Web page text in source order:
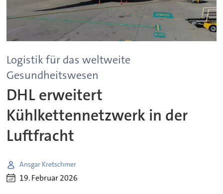
Logistik für das weltweite
Gesundheitswesen
DHL erweitert
Kühlkettennetzwerk in der
Luftfracht
Ansgar Kretschmer
19. Februar 2026